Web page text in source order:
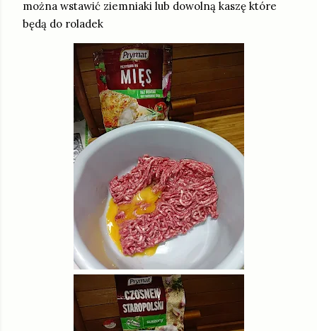
można wstawić ziemniaki lub dowolną kaszę które
będą do roladek